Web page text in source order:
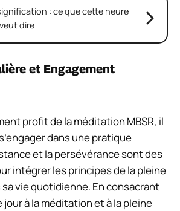
: ce que cette heure
dire
et Engagement
profit de la méditation MBSR, il
dans une pratique
et la persévérance sont des
intégrer les principes de la pleine
vie quotidienne. En consacrant
à la méditation et à la pleine